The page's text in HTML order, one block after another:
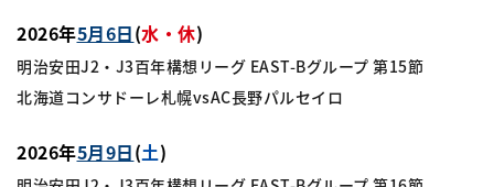
2026年5月6日(水・休)
明治安田J2・J3百年構想リーグ EAST-Bグループ 第15節
北海道コンサドーレ札幌vsAC長野パルセイロ
2026年5月9日(土)